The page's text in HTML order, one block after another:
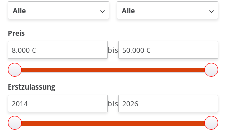
Preis
bis
Erstzulassung
bis